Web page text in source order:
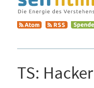
TS: Hacker